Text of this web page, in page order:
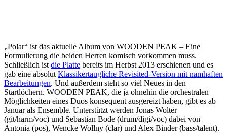
„Polar“ ist das aktuelle Album von WOODEN PEAK – Eine
Formulierung die beiden Herren komisch vorkommen muss.
Schließlich ist die Platte bereits im Herbst 2013 erschienen und es
gab eine absolut Klassikertaugliche Revisited-Version mit namhaften
Bearbeitungen. Und außerdem steht so viel Neues in den
Startlöchern. WOODEN PEAK, die ja ohnehin die orchestralen
Möglichkeiten eines Duos konsequent ausgereizt haben, gibt es ab
Januar als Ensemble. Unterstützt werden Jonas Wolter
(git/harm/voc) und Sebastian Bode (drum/digi/voc) dabei von
Antonia (pos), Wencke Wollny (clar) und Alex Binder (bass/talent).